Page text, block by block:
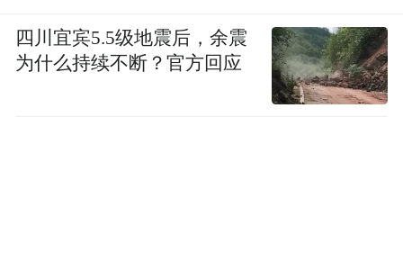
四川宜宾5.5级地震后，余震
为什么持续不断？官方回应